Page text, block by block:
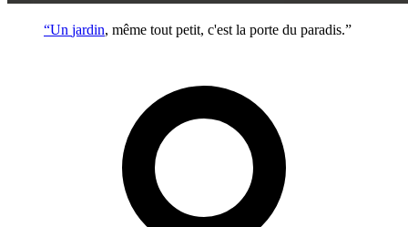
“Un jardin, même tout petit, c'est la porte du paradis.”